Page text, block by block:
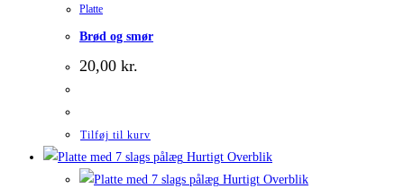
Platte
Brød og smør
20,00 kr.
Tilføj til kurv
Hurtigt Overblik
Hurtigt Overblik